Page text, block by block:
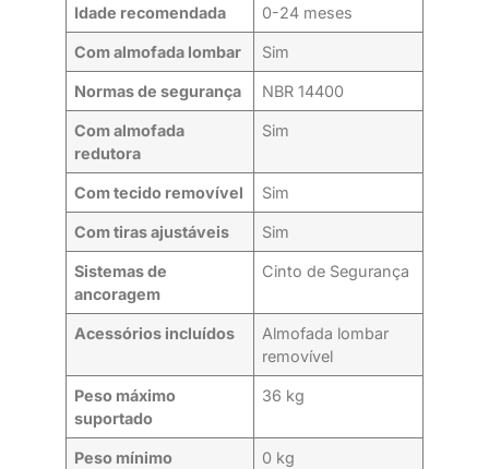
Idade recomendada 0-24 meses
Com almofada lombar Sim
Normas de segurança NBR 14400
Com almofada
redutora
Sim
Com tecido removível Sim
Com tiras ajustáveis Sim
Sistemas de
ancoragem
Cinto de Segurança
Acessórios incluídos
Almofada lombar
removível
Peso máximo
suportado
36 kg
Peso mínimo
0 kg